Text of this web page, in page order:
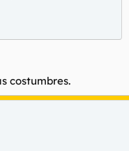
costumbres.